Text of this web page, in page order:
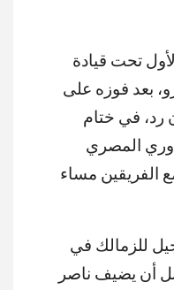
تحت قيادة
بعد فوزه على
رد، في ختام
المصري
الفريقين مساء
للزمالك في
قبل أن يضيف ناصر